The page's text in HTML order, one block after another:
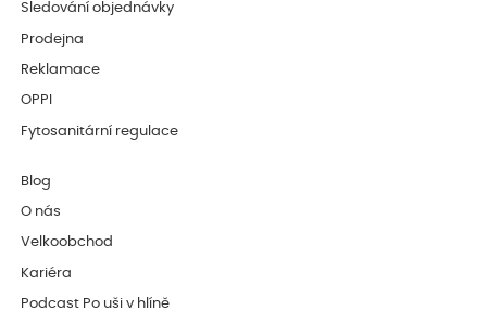
Sledování objednávky
Prodejna
Reklamace
OPPI
Fytosanitární regulace
Blog
O nás
Velkoobchod
Kariéra
Podcast Po uši v hlíně